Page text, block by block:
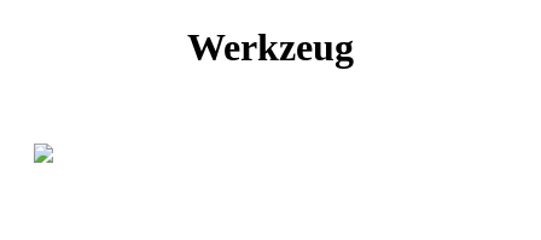
Werkzeug